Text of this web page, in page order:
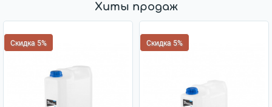
Хиты продаж
Скидка 5% Скидка 5%